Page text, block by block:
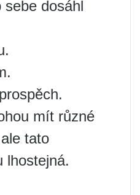
sebe dosáhl
mít různé
tato
lhostejná.